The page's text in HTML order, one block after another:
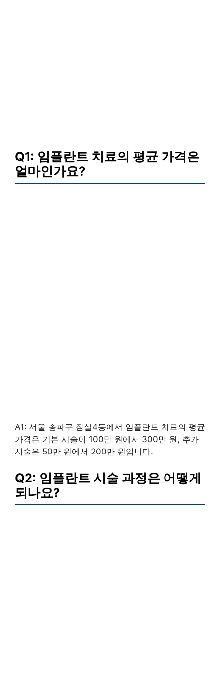
Q1: 임플란트 치료의 평균 가격은
얼마인가요?
A1: 서울 송파구 잠실4동에서 임플란트 치료의 평균
가격은 기본 시술이 100만 원에서 300만 원, 추가
시술은 50만 원에서 200만 원입니다.
Q2: 임플란트 시술 과정은 어떻게
되나요?